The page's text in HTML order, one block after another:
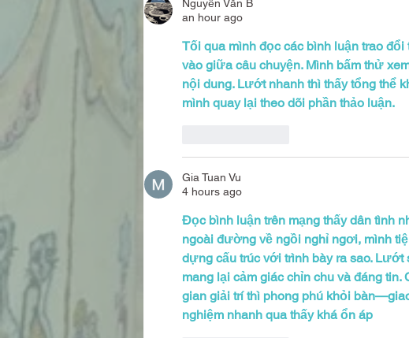
Nguyễn Văn B
an hour ago
Tối qua mình đọc các bình luận trao
vào giữa câu chuyện. Mình bấm thử
nội dung. Lướt nhanh thì thấy tổng thể
mình quay lại theo dõi phần thảo luận.
Gia Tuan Vu
4 hours ago
Đọc bình luận trên mạng thấy dân tình
ngoài đường về ngồi nghỉ ngơi, mình
dựng cấu trúc với trình bày ra sao.
mang lại cảm giác chỉn chu và đáng
gian giải trí thì phong phú khỏi
nghiệm nhanh qua thấy khá ổn áp